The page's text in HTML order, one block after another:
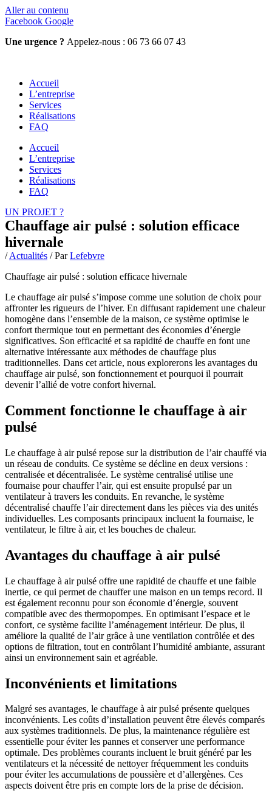
Aller au contenu
Facebook Google
Une urgence ? Appelez-nous : 06 73 66 07 43
Accueil
L’entreprise
Services
Réalisations
FAQ
Accueil
L’entreprise
Services
Réalisations
FAQ
UN PROJET ?
Chauffage air pulsé : solution efficace
hivernale
/Actualités / ParLefebvre
Chauffage air pulsé : solution efficace hivernale
Le chauffage air pulsé s’impose comme une solution de choix pour
affronter les rigueurs de l’hiver. En diffusant rapidement une chaleur
homogène dans l’ensemble de la maison, ce système optimise le
confort thermique tout en permettant des économies d’énergie
significatives. Son efficacité et sa rapidité de chauffe en font une
alternative intéressante aux méthodes de chauffage plus
traditionnelles. Dans cet article, nous explorerons les avantages du
chauffage air pulsé, son fonctionnement et pourquoi il pourrait
devenir l’allié de votre confort hivernal.
Comment fonctionne le chauffage à air
pulsé
Le chauffage à air pulsé repose sur la distribution de l’air chauffé via
un réseau de conduits. Ce système se décline en deux versions :
centralisée et décentralisée. Le système centralisé utilise une
fournaise pour chauffer l’air, qui est ensuite propulsé par un
ventilateur à travers les conduits. En revanche, le système
décentralisé chauffe l’air directement dans les pièces via des unités
individuelles. Les composants principaux incluent la fournaise, le
ventilateur, le filtre à air, et les bouches de chaleur.
Avantages du chauffage à air pulsé
Le chauffage à air pulsé offre une rapidité de chauffe et une faible
inertie, ce qui permet de chauffer une maison en un temps record. Il
est également reconnu pour son économie d’énergie, souvent
compatible avec des thermopompes. En optimisant l’espace et le
confort, ce système facilite l’aménagement intérieur. De plus, il
améliore la qualité de l’air grâce à une ventilation contrôlée et des
options de filtration, tout en contrôlant l’humidité ambiante, assurant
ainsi un environnement sain et agréable.
Inconvénients et limitations
Malgré ses avantages, le chauffage à air pulsé présente quelques
inconvénients. Les coûts d’installation peuvent être élevés comparés
aux systèmes traditionnels. De plus, la maintenance régulière est
essentielle pour éviter les pannes et conserver une performance
optimale. Des problèmes courants incluent le bruit généré par les
ventilateurs et la nécessité de nettoyer fréquemment les conduits
pour éviter les accumulations de poussière et d’allergènes. Ces
aspects doivent être pris en compte lors de la prise de décision.